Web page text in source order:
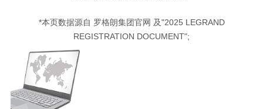
*本页数据源自 罗格朗集团官网 及"2025 LEGRAND
REGISTRATION DOCUMENT";